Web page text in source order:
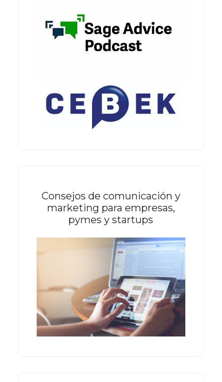
Consejos de comunicación y
marketing para empresas,
pymes y startups